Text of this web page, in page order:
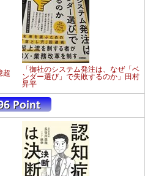
超
「御社のシステム発注は、なぜ「ベ
ンダー選び」で失敗するのか」田村
昇平